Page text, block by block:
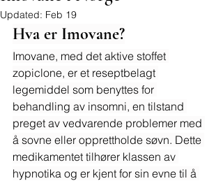
Updated: Feb 19
Hva er Imovane?
Imovane, med det aktive stoffet
zopiclone, er et reseptbelagt
legemiddel som benyttes for
behandling av insomni, en tilstand
preget av vedvarende problemer med
å sovne eller opprettholde søvn. Dette
medikamentet tilhører klassen av
hypnotika og er kjent for sin evne til å